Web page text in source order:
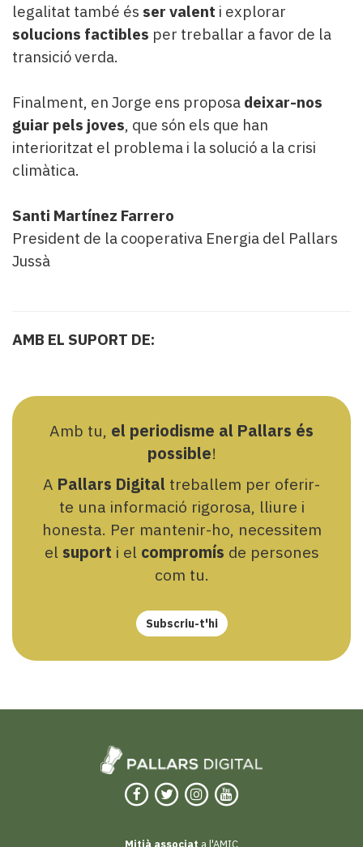
legalitat també és ser valent i explorar
solucions factibles per treballar a favor de la
transició verda.
Finalment, en Jorge ens proposa deixar-nos
guiar pels joves, que són els que han
interioritzat el problema i la solució a la crisi
climàtica.
Santi Martínez Farrero
President de la cooperativa Energia del Pallars
Jussà
AMB EL SUPORT DE:
Amb tu, el periodisme al Pallars és
possible!
A Pallars Digital treballem per oferir-
te una informació rigorosa, lliure i
honesta. Per mantenir-ho, necessitem
el suport i el compromís de persones
com tu.
Subscriu-t'hi